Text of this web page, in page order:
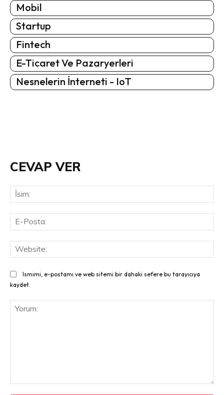
Mobil
Startup
Fintech
E-Ticaret Ve Pazaryerleri
Nesnelerin İnterneti - IoT
CEVAP VER
Ismimi, e-postamı ve web sitemi bir dahaki sefere bu tarayıcıya
kaydet.